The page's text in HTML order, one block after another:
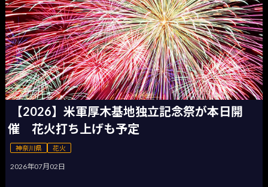
【2026】米軍厚木基地独立記念祭が本日開
催 花火打ち上げも予定
神奈川県 花火
2026年07月02日